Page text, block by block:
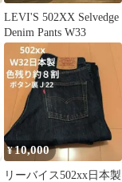
LEVI'S 502XX Selvedge
Denim Pants W33
¥10,000
リーバイス502xx日本製